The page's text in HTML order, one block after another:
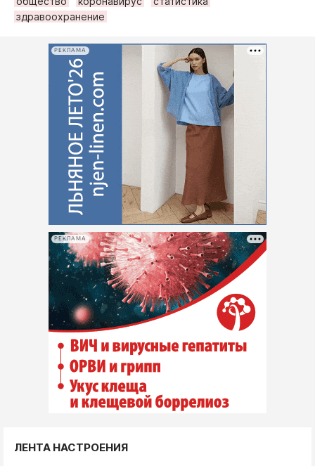
здравоохранение
РЕКЛАМА
РЕКЛАМА
ЛЕНТА НАСТРОЕНИЯ